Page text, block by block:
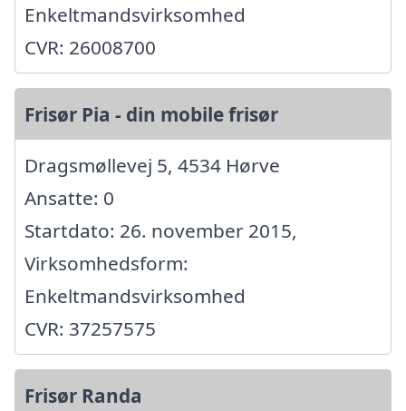
Enkeltmandsvirksomhed
CVR: 26008700
Frisør Pia - din mobile frisør
Dragsmøllevej 5, 4534 Hørve
Ansatte: 0
Startdato: 26. november 2015,
Virksomhedsform:
Enkeltmandsvirksomhed
CVR: 37257575
Frisør Randa